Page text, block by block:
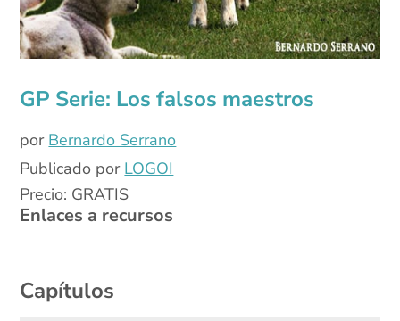
GP Serie: Los falsos maestros
por Bernardo Serrano
Publicado por LOGOI
Precio: GRATIS
Enlaces a recursos
Capítulos